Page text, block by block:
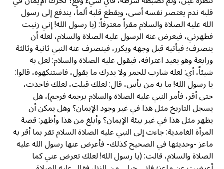
قلبه ندم يعتصر نفسه أسى، ويقطع قلبه ألماً، يندفع إلى رسول
الله عليه الصلاة والسلام مقراً معترفاً: (يا رسول الله! إني زنيت
فطهرني، فيعرض عنه الرسول عليه الصلاة والسلام، لعله أن
ينصرف؛ فيأتيه قبل وجهه ويكرر، فينصرف عنه النبي ثانية وثالثة
ورابعة وهو يعيد اعترافه، فيقول عليه الصلاة والسلام: لعل به
شيئاً، أي: لعله شارب للخمر ولا يدرك ما يقول، فاستنكهوه، قالوا:
يا رسول الله! ما به من بأس، قال: لعلك قبلت، لعلك فاخذت،
حتى أقر، فأمر النبي عليه الصلاة والسلام برجمه فرجم)، هل
يسجل التاريخ مثل هذا في غير وجود الإيمان؟ وهل يمكن أن
يظهر مثل هذا في غير بيئة الإيمان؟ وأبلغ من هذا وأظهر: قصة
المرأة الغامدية: جاءت إلى النبي عليه الصلاة السلام تقر بما أقر به
ماعز -وحديثها في الصحيح كذلك- فأعرض عنها رسول الله عليه
الصلاة والسلام، قالت: (يا رسول الله! لعلك تعرض عني كما